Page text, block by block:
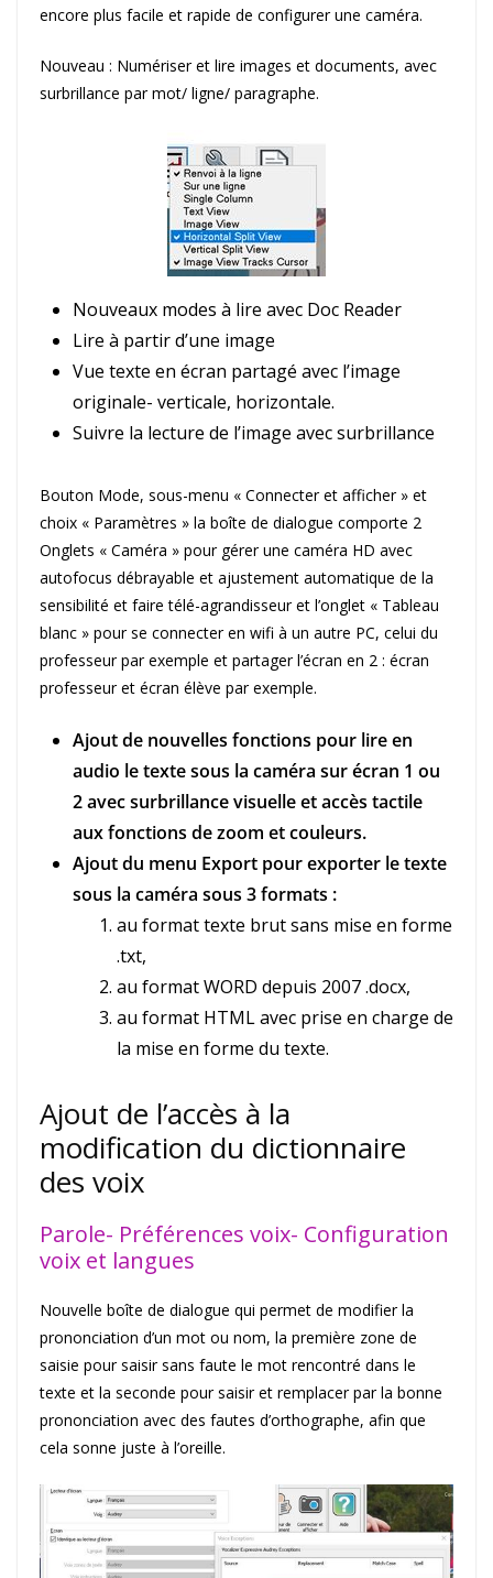
encore plus facile et rapide de configurer une caméra.
Nouveau : Numériser et lire images et documents, avec
surbrillance par mot/ ligne/ paragraphe.
Nouveaux modes à lire avec Doc Reader
Lire à partir d’une image
Vue texte en écran partagé avec l’image
originale- verticale, horizontale.
Suivre la lecture de l’image avec surbrillance
Bouton Mode, sous-menu « Connecter et afficher » et
choix « Paramètres » la boîte de dialogue comporte 2
Onglets « Caméra » pour gérer une caméra HD avec
autofocus débrayable et ajustement automatique de la
sensibilité et faire télé-agrandisseur et l’onglet « Tableau
blanc » pour se connecter en wifi à un autre PC, celui du
professeur par exemple et partager l’écran en 2 : écran
professeur et écran élève par exemple.
Ajout de nouvelles fonctions pour lire en
audio le texte sous la caméra sur écran 1 ou
2 avec surbrillance visuelle et accès tactile
aux fonctions de zoom et couleurs.
Ajout du menu Export pour exporter le texte
sous la caméra sous 3 formats :
au format texte brut sans mise en forme
.txt,
au format WORD depuis 2007 .docx,
au format HTML avec prise en charge de
la mise en forme du texte.
Ajout de l’accès à la
modification du dictionnaire
des voix
Parole- Préférences voix- Configuration
voix et langues
Nouvelle boîte de dialogue qui permet de modifier la
prononciation d’un mot ou nom, la première zone de
saisie pour saisir sans faute le mot rencontré dans le
texte et la seconde pour saisir et remplacer par la bonne
prononciation avec des fautes d’orthographe, afin que
cela sonne juste à l’oreille.